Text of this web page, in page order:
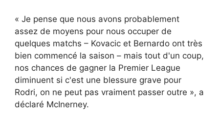
« Je pense que nous avons probablement
assez de moyens pour nous occuper de
quelques matchs – Kovacic et Bernardo ont très
bien commencé la saison – mais tout d'un coup,
nos chances de gagner la Premier League
diminuent si c'est une blessure grave pour
Rodri, on ne peut pas vraiment passer outre », a
déclaré McInerney.